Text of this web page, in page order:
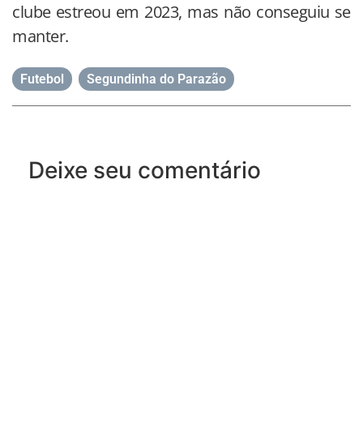
clube estreou em 2023, mas não conseguiu se
manter.
Futebol Segundinha do Parazão
Deixe seu comentário